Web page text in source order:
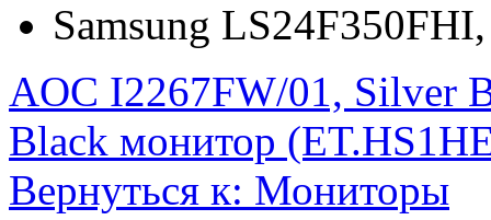
Samsung
AOC I2267FW/01, Silver
Black монитор
Вернуться к: Мониторы